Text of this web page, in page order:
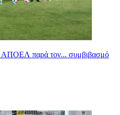
ΑΠΟΕΛ παρά τον... συμβιβασμό